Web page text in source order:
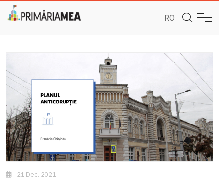
RO
21 Dec. 2021